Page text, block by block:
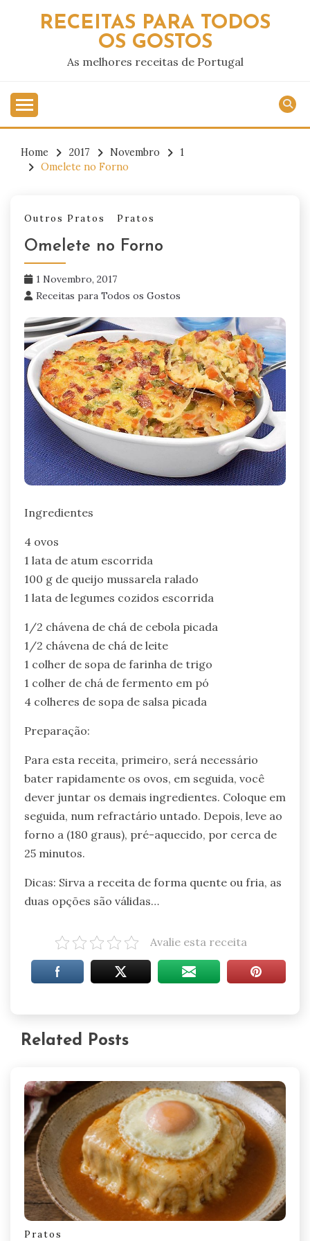
RECEITAS PARA TODOS
OS GOSTOS
As melhores receitas de Portugal
Home 2017 Novembro
1
Omelete no Forno
Outros Pratos Pratos
Omelete no Forno
1 Novembro, 2017
Receitas para Todos os Gostos
Ingredientes
4 ovos
1 lata de atum escorrida
100 g de queijo mussarela ralado
1 lata de legumes cozidos escorrida
1/2 chávena de chá de cebola picada
1/2 chávena de chá de leite
1 colher de sopa de farinha de trigo
1 colher de chá de fermento em pó
4 colheres de sopa de salsa picada
Preparação:
Para esta receita, primeiro, será necessário
bater rapidamente os ovos, em seguida, você
dever juntar os demais ingredientes. Coloque em
seguida, num refractário untado. Depois, leve ao
forno a (180 graus), pré-aquecido, por cerca de
25 minutos.
Dicas: Sirva a receita de forma quente ou fria, as
duas opções são válidas…
Avalie esta receita
Related Posts
Pratos